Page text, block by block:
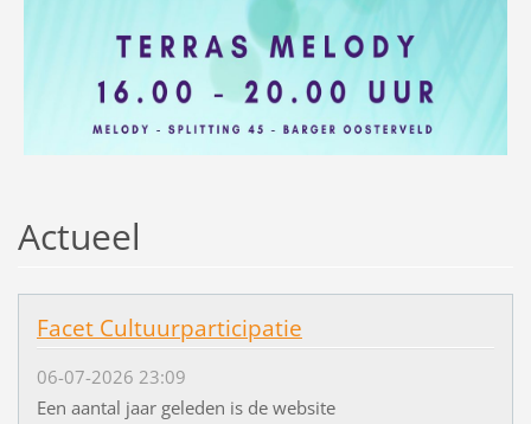
Actueel
Facet Cultuurparticipatie
06-07-2026 23:09
Een aantal jaar geleden is de website